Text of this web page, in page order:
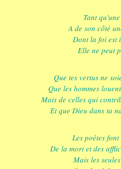
Tant
A de son côté
Dont la foi est
Elle ne peut
Que tes vertus ne
Que les hommes
Mais de celles qui
Et que Dieu dans ta
Les poètes
De la mort et des
Mais les